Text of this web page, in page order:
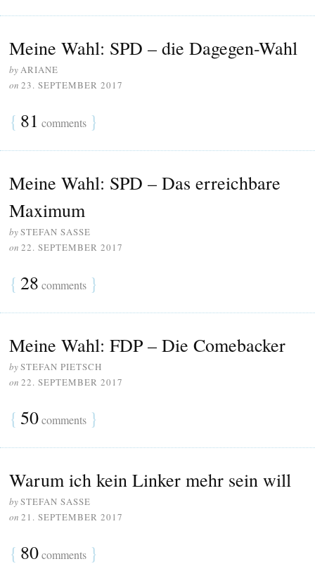
Meine Wahl: SPD – die Dagegen-Wahl
byARIANE
on 23. SEPTEMBER 2017
{ 81 comments }
Meine Wahl: SPD – Das erreichbare
Maximum
bySTEFAN SASSE
on 22. SEPTEMBER 2017
{ 28 comments }
Meine Wahl: FDP – Die Comebacker
bySTEFAN PIETSCH
on 22. SEPTEMBER 2017
{ 50comments }
Warum ich kein Linker mehr sein will
bySTEFAN SASSE
on 21. SEPTEMBER 2017
{ 80comments }